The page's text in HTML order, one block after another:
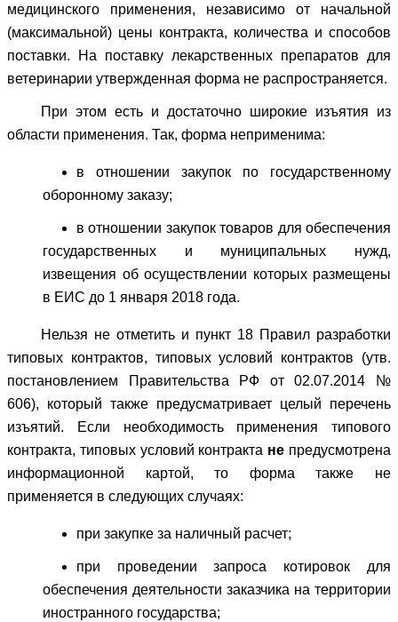
медицинского применения, независимо от начальной
(максимальной) цены контракта, количества и способов
поставки. На поставку лекарственных препаратов для
ветеринарии утвержденная форма не распространяется.
При этом есть и достаточно широкие изъятия из
области применения. Так, форма неприменима:
в отношении закупок по государственному
оборонному заказу;
в отношении закупок товаров для обеспечения
государственных и муниципальных нужд,
извещения об осуществлении которых размещены
в ЕИС до 1 января 2018 года.
Нельзя не отметить и пункт 18 Правил разработки
типовых контрактов, типовых условий контрактов (утв.
постановлением Правительства РФ от 02.07.2014 №
606), который также предусматривает целый перечень
изъятий. Если необходимость применения типового
контракта, типовых условий контракта не предусмотрена
информационной картой, то форма также не
применяется в следующих случаях:
при закупке за наличный расчет;
при проведении запроса котировок для
обеспечения деятельности заказчика на территории
иностранного государства;